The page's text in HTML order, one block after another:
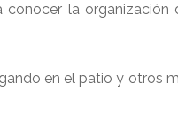
la
en el patio y otros